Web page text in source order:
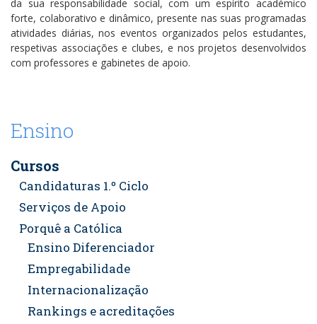
da sua responsabilidade social, com um espírito académico
forte, colaborativo e dinâmico, presente nas suas programadas
atividades diárias, nos eventos organizados pelos estudantes,
respetivas associações e clubes, e nos projetos desenvolvidos
com professores e gabinetes de apoio.
Ensino
Cursos
Candidaturas 1.º Ciclo
Serviços de Apoio
Porquê a Católica
Ensino Diferenciador
Empregabilidade
Internacionalização
Rankings e acreditações